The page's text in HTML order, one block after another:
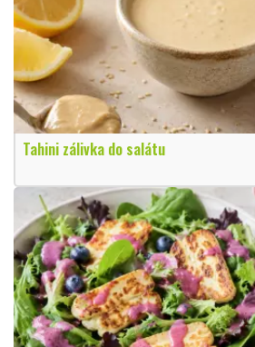
Tahini zálivka do salátu